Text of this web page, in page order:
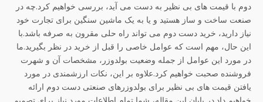
دوم با قیمت های بی نظیر به دست می آید، بررسی خواهیم کرد.چه در
صنعت ساخت و ساز هستید و یا به یک ماشین سنگین برای تجارت خود
نیاز دارید، خرید دست دوم می تواند راه حلی مقرون به صرفه باشد.با
این حال، مهم است که عوامل خاصی را قبل از خرید در نظر بگیرید.ما
در مورد این عوامل از جمله وضعیت بولدوزر، مشخصات آن و شهرت
فروشنده صحبت خواهیم کرد.علاوه بر این، نکات ارزشمندی در مورد
یافتن قیمت های بی نظیر برای بولدوزرهای صنعتی دست دوم ارائه